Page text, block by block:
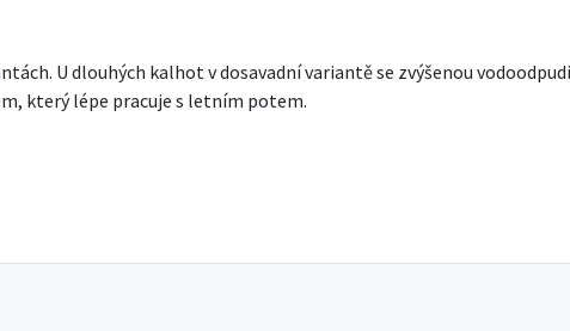
U dlouhých kalhot v dosavadní variantě se zvýšenou
který lépe pracuje s letním potem.